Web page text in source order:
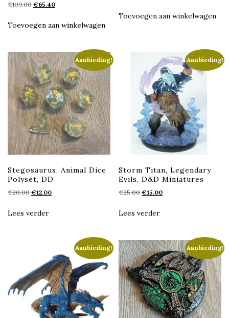
€109.00 Oorspronkelijke
was:
€65.40Huidige
is:
Toevoegen aan winkelwagen
was:
is:
Toevoegen aan winkelwagen
Aanbieding!
Stegosaurus, Animal Dice
Polyset, DD
€20.00 Oorspronkelijke
was:
€12.00Huidige
Lees verder
Aanbieding!
Storm Titan, Legendary
Evils, D&D Miniatures
€25.00Oorspronkelijke
was:
€15.00Huidige
Lees verder
Aanbieding! Aanbieding!